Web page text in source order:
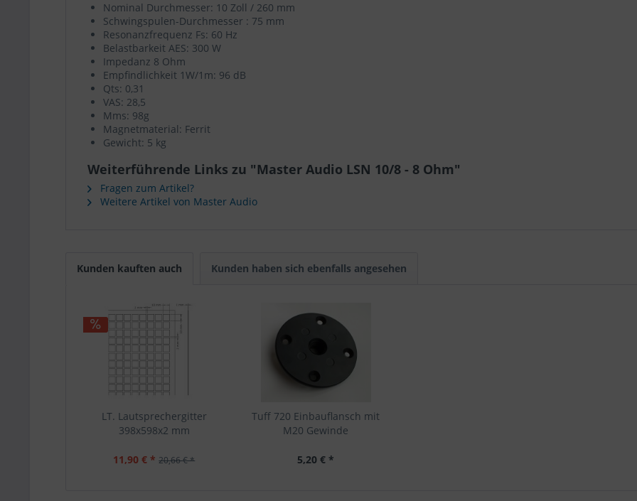
Nominal Durchmesser: 10 Zoll / 260 mm
Schwingspulen-Durchmesser : 75 mm
Resonanzfrequenz Fs: 60 Hz
Belastbarkeit AES: 300 W
Impedanz 8 Ohm
Empfindlichkeit 1W/1m: 96 dB
Qts: 0,31
VAS: 28,5
Mms: 98g
Magnetmaterial: Ferrit
Gewicht: 5 kg
Weiterführende Links zu "Master Audio LSN 10/8 - 8 Ohm"
Fragen zum Artikel?
Weitere Artikel von Master Audio
Kunden kauften auch Kunden haben sich ebenfalls angesehen
LT. Lautsprechergitter
398x598x2 mm
11,90 € * 20,66 € *
Tuff 720 Einbauflansch mit
M20 Gewinde
5,20 € *